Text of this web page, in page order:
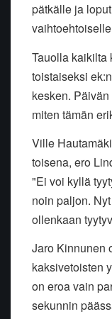
pätkälle ja
Tauolla kaikilta
toistaiseksi
kesken.
miten tämän
Ville
toisena, ero
"Ei voi kyllä
noin paljon.
ollenkaan
Jaro Kinnunen
kaksivetoisten
on eroa vain
sekunnin